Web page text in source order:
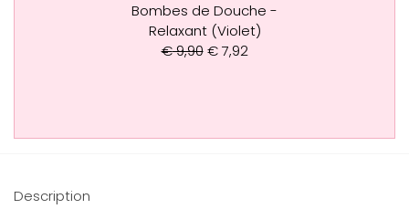
Bombes de Douche -
Relaxant (Violet)
€9,90 €7,92
Description